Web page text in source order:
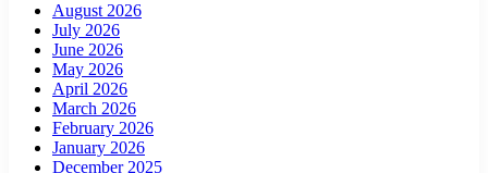
August 2026
July 2026
June 2026
May 2026
April 2026
March 2026
February 2026
January 2026
December 2025